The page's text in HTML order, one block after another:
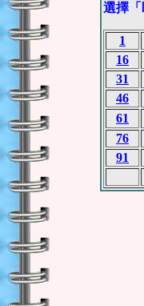
選擇「
1
16
31
46
61
76
91